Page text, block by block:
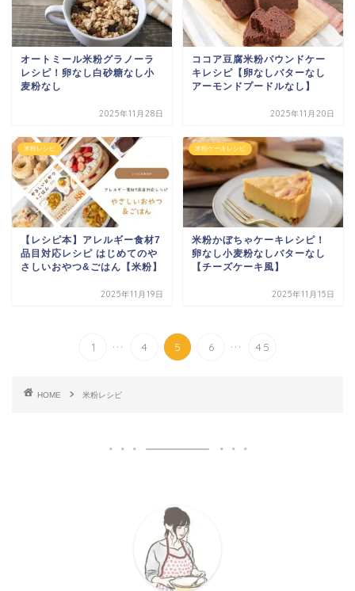
オートミール米粉グラノーラ
レシピ！卵なし白砂糖なし小
麦粉なし
2025年11月28日
ココア豆腐米粉パウンドケー
キレシピ【卵なしバターなし
アーモンドプードルなし】
2025年11月20日
米粉レシピ
【レシピ本】アレルギー食材7
品目対応レシピ はじめてのや
さしいおやつ&ごはん【米粉】
2025年11月19日
米粉ケーキレシピ
米粉かぼちゃケーキレシピ！
卵なし小麦粉なしバターなし
【チーズケーキ風】
2025年11月15日
1 ... 4 5 6 ... 45
HOME 米粉レシピ